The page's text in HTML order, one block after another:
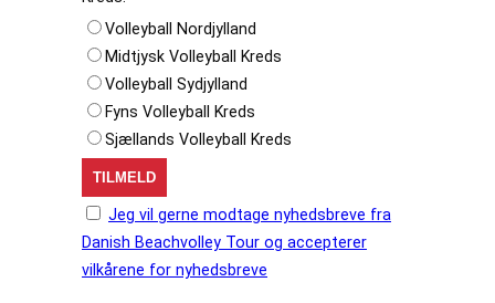
Volleyball Nordjylland
Midtjysk Volleyball Kreds
Volleyball Sydjylland
Fyns Volleyball Kreds
Sjællands Volleyball Kreds
Jeg vil gerne modtage nyhedsbreve fra
Danish Beachvolley Tour og accepterer
vilkårene for nyhedsbreve